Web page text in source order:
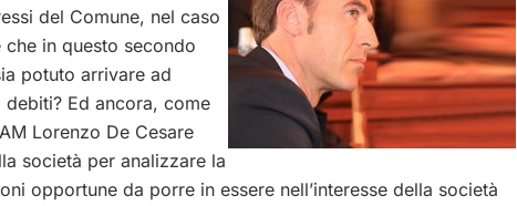
del Comune, nel caso
che in questo secondo
potuto arrivare ad
Ed ancora, come
Lorenzo De Cesare
società per analizzare la
opportune da porre in essere nell’interesse della società